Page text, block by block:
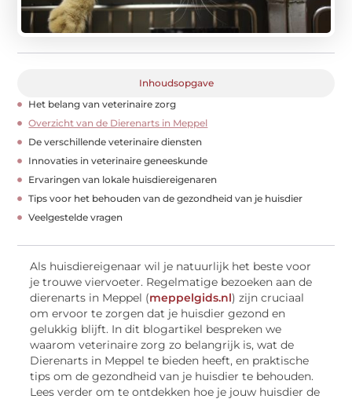
Inhoudsopgave
Het belang van veterinaire zorg
Overzicht van de Dierenarts in Meppel
De verschillende veterinaire diensten
Innovaties in veterinaire geneeskunde
Ervaringen van lokale huisdiereigenaren
Tips voor het behouden van de gezondheid van je huisdier
Veelgestelde vragen
Als huisdiereigenaar wil je natuurlijk het beste voor
je trouwe viervoeter. Regelmatige bezoeken aan de
dierenarts in Meppel (meppelgids.nl) zijn cruciaal
om ervoor te zorgen dat je huisdier gezond en
gelukkig blijft. In dit blogartikel bespreken we
waarom veterinaire zorg zo belangrijk is, wat de
Dierenarts in Meppel te bieden heeft, en praktische
tips om de gezondheid van je huisdier te behouden.
Lees verder om te ontdekken hoe je jouw huisdier de